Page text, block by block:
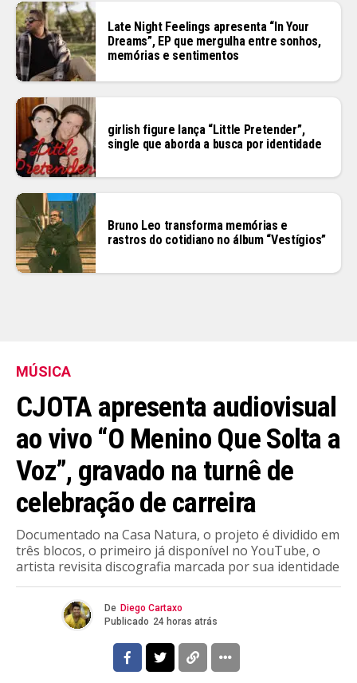
Late Night Feelings apresenta “In Your
Dreams”, EP que mergulha entre sonhos,
memórias e sentimentos
girlish figure lança “Little Pretender”,
single que aborda a busca por identidade
Bruno Leo transforma memórias e
rastros do cotidiano no álbum “Vestígios”
MÚSICA
CJOTA apresenta audiovisual
ao vivo “O Menino Que Solta a
Voz”, gravado na turnê de
celebração de carreira
Documentado na Casa Natura, o projeto é dividido em
três blocos, o primeiro já disponível no YouTube, o
artista revisita discografia marcada por sua identidade
De Diego Cartaxo
Publicado 24 horas atrás